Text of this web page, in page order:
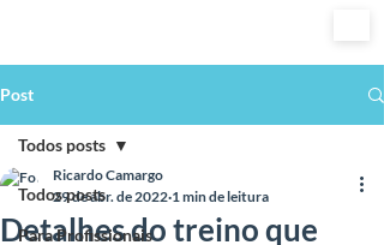
Post
Todos posts
Para Profissionais
Todos posts
Detalhes do treino que
Ricardo Camargo
29 de abr. de 2022 1 min de leitura